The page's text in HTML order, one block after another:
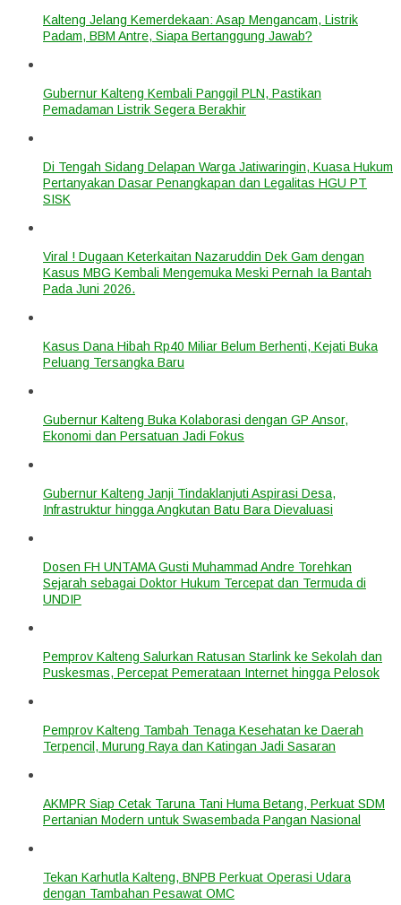
Kalteng Jelang Kemerdekaan: Asap Mengancam, Listrik
Padam, BBM Antre, Siapa Bertanggung Jawab?
Gubernur Kalteng Kembali Panggil PLN, Pastikan
Pemadaman Listrik Segera Berakhir
Di Tengah Sidang Delapan Warga Jatiwaringin, Kuasa Hukum
Pertanyakan Dasar Penangkapan dan Legalitas HGU PT
SISK
Viral ! Dugaan Keterkaitan Nazaruddin Dek Gam dengan
Kasus MBG Kembali Mengemuka Meski Pernah Ia Bantah
Pada Juni 2026.
Kasus Dana Hibah Rp40 Miliar Belum Berhenti, Kejati Buka
Peluang Tersangka Baru
Gubernur Kalteng Buka Kolaborasi dengan GP Ansor,
Ekonomi dan Persatuan Jadi Fokus
Gubernur Kalteng Janji Tindaklanjuti Aspirasi Desa,
Infrastruktur hingga Angkutan Batu Bara Dievaluasi
Dosen FH UNTAMA Gusti Muhammad Andre Torehkan
Sejarah sebagai Doktor Hukum Tercepat dan Termuda di
UNDIP
Pemprov Kalteng Salurkan Ratusan Starlink ke Sekolah dan
Puskesmas, Percepat Pemerataan Internet hingga Pelosok
Pemprov Kalteng Tambah Tenaga Kesehatan ke Daerah
Terpencil, Murung Raya dan Katingan Jadi Sasaran
AKMPR Siap Cetak Taruna Tani Huma Betang, Perkuat SDM
Pertanian Modern untuk Swasembada Pangan Nasional
Tekan Karhutla Kalteng, BNPB Perkuat Operasi Udara
dengan Tambahan Pesawat OMC